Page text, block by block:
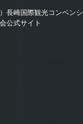
長崎国際観光コンベンシ
公式サイト